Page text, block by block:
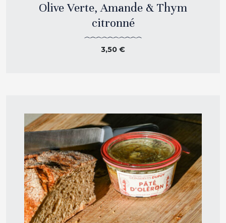
Olive Verte, Amande & Thym
citronné
3,50 €